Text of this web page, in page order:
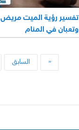
تفسير رؤية الميت مريض
وتعبان في المنام
« السابق